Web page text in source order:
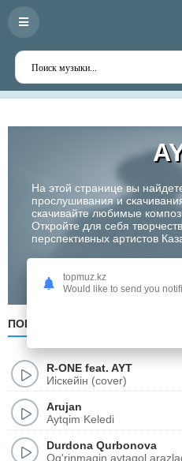
На этой странице вы
прослушивания и
скачивайте любимые
Откройте для себя
перспективных артистов
ПОПУЛЯРНЫЕ
R-ONE feat. AYT
Иіскейін (cover)
Arujan
Aytqim Keledi
Durdona Qurbonova
Og'rinmagin aytaqol
topmuz.kz
Would like to send you